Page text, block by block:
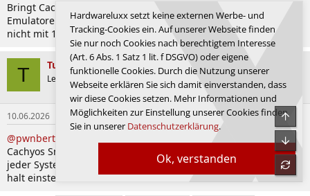
Bringt Cachy irgendwas interessantes mit bezüglich
Emulatoren / Win Software Kompatibelität, was man auf EOS
nicht mit 1 Zeile pacman hat?
T Tundor
Legende System
10.06.2026 #11.670
@pwnbert
Cachyos Snapshots automatisch mit Snapper, vor und nach
jeder Systemänderung. Wenn du mehr brauchst, musste die
halt einstellen.
Ok, verstanden
Hardwareluxx setzt keine externen Werbe- und
Tracking-Cookies ein. Auf unserer Webseite finden
Sie nur noch Cookies nach berechtigtem Interesse
(Art. 6 Abs. 1 Satz 1 lit. f DSGVO) oder eigene
funktionelle Cookies. Durch die Nutzung unserer
Webseite erklären Sie sich damit einverstanden, dass
wir diese Cookies setzen. Mehr Informationen und
Möglichkeiten zur Einstellung unserer Cookies finden
Sie in unserer Datenschutzerklärung.